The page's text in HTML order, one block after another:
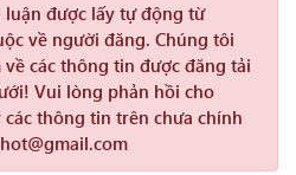
luận được lấy tự động từ
về người đăng. Chúng tôi
các thông tin được đăng tải
Vui lòng phản hồi cho
thông tin trên chưa chính